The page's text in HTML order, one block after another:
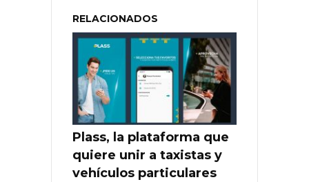
RELACIONADOS
Plass, la plataforma que
quiere unir a taxistas y
vehículos particulares